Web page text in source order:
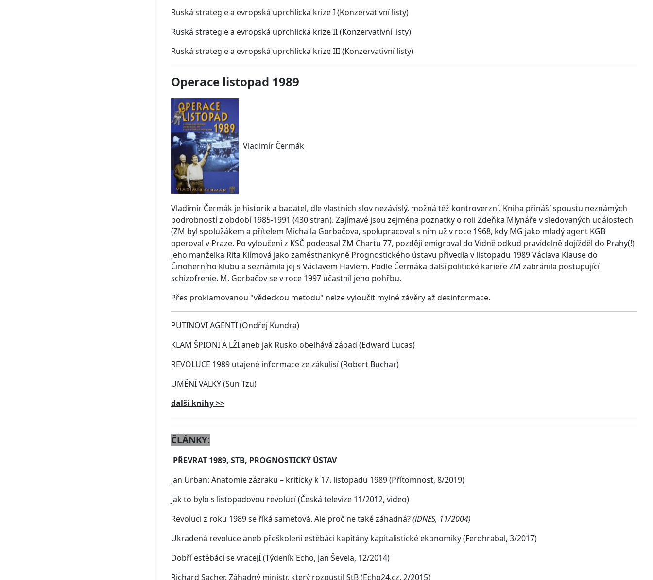
Ruská strategie a evropská uprchlická krize I (Konzervativní listy)
Ruská strategie a evropská uprchlická krize II (Konzervativní listy)
Ruská strategie a evropská uprchlická krize III(Konzervativní listy)
Operace listopad 1989
Vladimír Čermák
Vladimír Čermák je historik a badatel, dle vlastních slov nezávislý, možná též kontroverzní. Kniha přináší spoustu neznámých
podrobností z období 1985-1991 (430 stran). Zajímavé jsou zejména poznatky o roli Zdeňka Mlynáře v sledovaných událostech
(ZM byl spolužákem a přítelem Michaila Gorbačova, spolupracoval s ním už v roce 1968, kdy MG jako mladý agent KGB
operoval v Praze. Po vyloučení z KSČ podepsal ZM Chartu 77, později emigroval do Vídně odkud pravidelně dojížděl do Prahy(!)
Jeho manželka Rita Klímová jako zaměstnankyně Prognostického ústavu přivedla v listopadu 1989 Václava Klause do
Činoherního klubu a seznámila jej s Václavem Havlem. Podle Čermáka další politické kariéře ZM zabránila postupující
schizofrenie. M. Gorbačov se v roce 1997 účastnil jeho pohřbu.
Přes proklamovanou "vědeckou metodu" nelze vyloučit mylné závěry až desinformace.
PUTINOVI AGENTI (Ondřej Kundra)
KLAM ŠPIONI A LŽI aneb jak Rusko obelhává západ (Edward Lucas)
REVOLUCE 1989 utajené informace ze zákulisí (Robert Buchar)
UMĚNÍ VÁLKY (Sun Tzu)
další knihy >>
ČLÁNKY:
PŘEVRAT 1989, STB, PROGNOSTICKÝ ÚSTAV
Jan Urban: Anatomie zázraku – kriticky k 17. listopadu 1989 (Přítomnost, 8/2019)
Jak to bylo s listopadovou revolucí(Česká televize 11/2012, video)
Revoluci z roku 1989 se říká sametová. Ale proč ne také záhadná?(iDNES, 11/2004)
Ukradená revoluce aneb přeškolení estébáci kapitány kapitalistické ekonomiky (Ferohrabal, 3/2017)
Dobří estébáci se vracejÍ(Týdeník Echo, Jan Ševela, 12/2014)
Richard Sacher. Záhadný ministr, který rozpustil StB(Echo24.cz, 2/2015)